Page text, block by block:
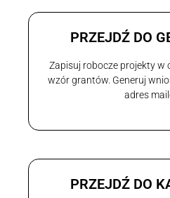
PRZEJDŹ DO
Zapisuj robocze projekty w
wzór grantów. Generuj
adres
PRZEJDŹ DO